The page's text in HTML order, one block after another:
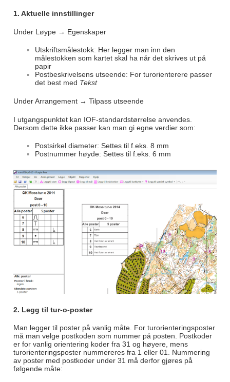
1. Aktuelle innstillinger
Under Løype → Egenskaper
Utskriftsmålestokk: Her legger man inn den
målestokken som kartet skal ha når det skrives ut på
papir
Postbeskrivelsens utseende: For turorienterere passer
det best med Tekst
Under Arrangement → Tilpass utseende
I utgangspunktet kan IOF-standardstørrelse anvendes.
Dersom dette ikke passer kan man gi egne verdier som:
Postsirkel diameter: Settes til f.eks. 8 mm
Postnummer høyde: Settes til f.eks. 6 mm
2. Legg til tur-o-poster
Man legger til poster på vanlig måte. For turorienteringsposter
må man velge postkoden som nummer på posten. Postkoder
er for vanlig orientering koder fra 31 og høyere, mens
turorienteringsposter nummereres fra 1 eller 01. Nummering
av poster med postkoder under 31 må derfor gjøres på
følgende måte: